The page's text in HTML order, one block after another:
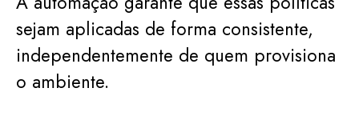
sejam aplicadas de forma consistente,
independentemente de quem provisiona
o ambiente.